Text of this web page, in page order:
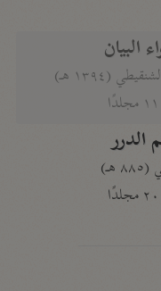
البيان
(١٣٩٤ هـ)
الدرر
هـ)